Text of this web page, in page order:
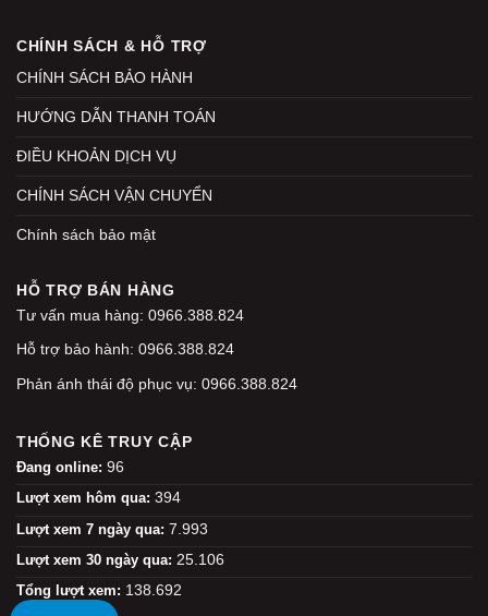
CHÍNH SÁCH & HỖ TRỢ
CHÍNH SÁCH BẢO HÀNH
HƯỚNG DẪN THANH TOÁN
ĐIỀU KHOẢN DỊCH VỤ
CHÍNH SÁCH VẬN CHUYỂN
Chính sách bảo mật
HỖ TRỢ BÁN HÀNG
Tư vấn mua hàng: 0966.388.824
Hỗ trợ bảo hành: 0966.388.824
Phản ánh thái độ phục vụ: 0966.388.824
THỐNG KÊ TRUY CẬP
Đang online: 96
Lượt xem hôm qua: 394
Lượt xem 7 ngày qua: 7.993
Lượt xem 30 ngày qua: 25.106
Tổng lượt xem: 138.692